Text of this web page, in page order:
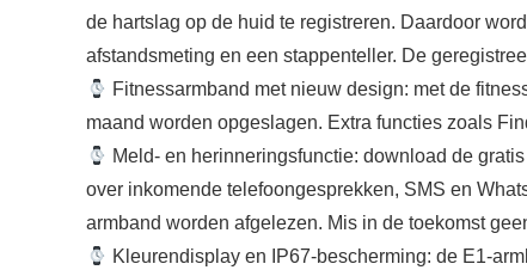
de hartslag op de huid te registreren. Daardoor
afstandsmeting en een stappenteller. De
Fitnessarmband met nieuw design: met de
maand worden opgeslagen. Extra functies zoals
Meld- en herinneringsfunctie: download de
over inkomende telefoongesprekken, SMS en
armband worden afgelezen. Mis in de toekomst
Kleurendisplay en IP67-bescherming: de E1-